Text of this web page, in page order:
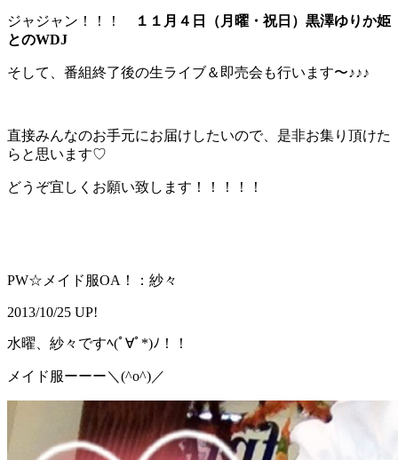
ジャジャン！！！
１１月４日（月曜・祝日）黒澤ゆりか姫
とのWDJ
そして、番組終了後の生ライブ＆即売会も行います〜♪♪♪
直接みんなのお手元にお届けしたいので、是非お集り頂けた
らと思います♡
どうぞ宜しくお願い致します！！！！！
PW☆メイド服OA！：紗々
2013/10/25 UP!
水曜、紗々ですﾍ(ﾟ∀ﾟ*)ﾉ！！
メイド服ーーー＼(^o^)／